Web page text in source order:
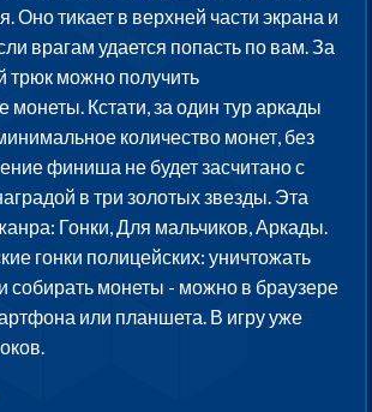
Оно тикает в верхней части экрана и
врагам удается попасть по вам. За
трюк можно получить
монеты. Кстати, за один тур аркады
количество монет, без
финиша не будет засчитано с
в три золотых звезды. Эта
Гонки, Для мальчиков, Аркады.
гонки полицейских: уничтожать
собирать монеты - можно в браузере
или планшета. В игру уже